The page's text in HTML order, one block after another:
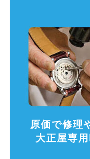
原価で修理
大正屋専